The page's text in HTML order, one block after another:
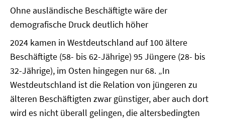
Ohne ausländische Beschäftigte wäre der
demografische Druck deutlich höher
2024 kamen in Westdeutschland auf 100 ältere
Beschäftigte (58- bis 62-Jährige) 95 Jüngere (28- bis
32-Jährige), im Osten hingegen nur 68. „In
Westdeutschland ist die Relation von jüngeren zu
älteren Beschäftigten zwar günstiger, aber auch dort
wird es nicht überall gelingen, die altersbedingten